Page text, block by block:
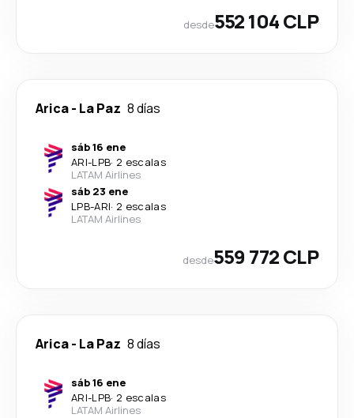
desde552 104 CLP
Arica- La Paz 8 días
sáb 16 ene
ARI-LPB· 2 escalas
LATAM Airlines
sáb 23 ene
LPB-ARI· 2 escalas
LATAM Airlines
desde559 772 CLP
Arica- La Paz 8 días
sáb 16 ene
ARI-LPB· 2 escalas
LATAM Airlines